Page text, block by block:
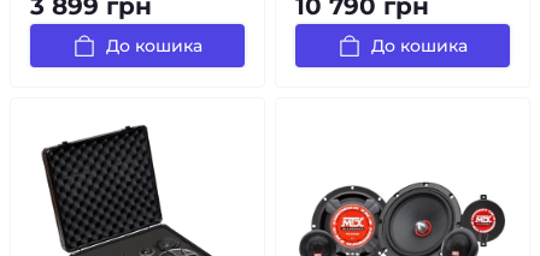
3 899 грн
До кошика
10 790 грн
До кошика